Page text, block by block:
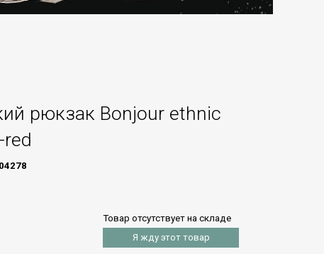
рюкзак Bonjour ethnic
Товар отсутствует на складе
Я жду этот товар